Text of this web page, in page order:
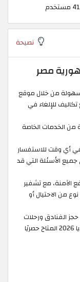
نصيحة
مصر
سهولة من خلال موقع
للإلغاء في
الخدمات الخاصة
أي وقت للاستفسار
جميع الأسئلة التي قد
الآمنة، مع تشفير
من الاحتيال أو
الفنادق ورحلات
الطيران عند استخدام كوبون خصم اكسبيديا 2026 المتاح حصريًا